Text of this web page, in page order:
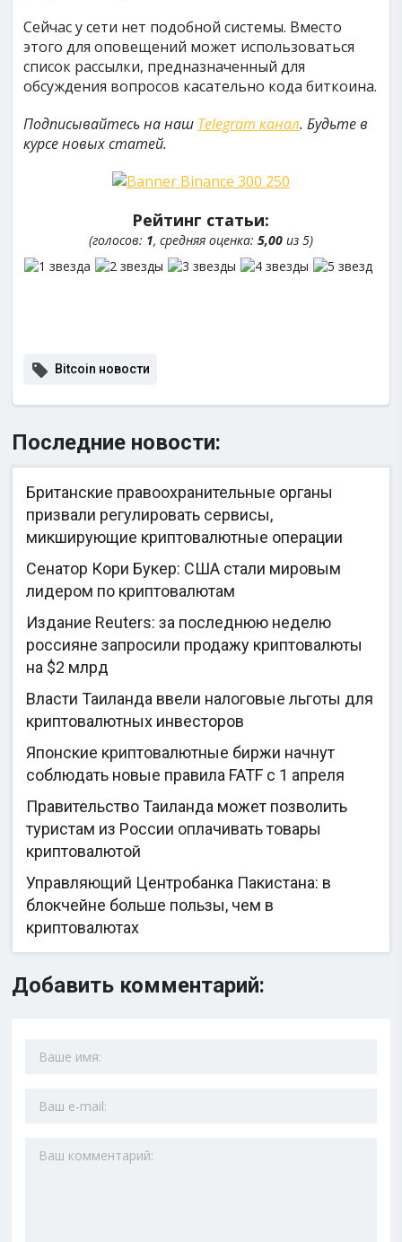
Сейчас у сети нет подобной системы. Вместо
этого для оповещений может использоваться
список рассылки, предназначенный для
обсуждения вопросов касательно кода биткоина.
Подписывайтесь на наш Telegram канал. Будьте в
курсе новых статей.
Рейтинг статьи:
(голосов: 1, средняя оценка: 5,00из 5)
Bitcoin новости
Последние новости:
Британские правоохранительные органы
призвали регулировать сервисы,
микширующие криптовалютные операции
Сенатор Кори Букер: США стали мировым
лидером по криптовалютам
Издание Reuters: за последнюю неделю
россияне запросили продажу криптовалюты
на $2 млрд
Власти Таиланда ввели налоговые льготы для
криптовалютных инвесторов
Японские криптовалютные биржи начнут
соблюдать новые правила FATF с 1 апреля
Правительство Таиланда может позволить
туристам из России оплачивать товары
криптовалютой
Управляющий Центробанка Пакистана: в
блокчейне больше пользы, чем в
криптовалютах
Добавить комментарий: